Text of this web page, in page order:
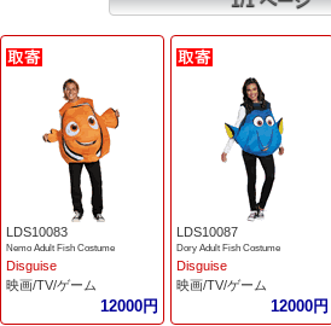
LDS10083
Nemo Adult Fish Costume
Disguise
映画/TV/ゲーム
12000円
LDS10087
Dory Adult Fish Costume
Disguise
映画/TV/ゲーム
12000円